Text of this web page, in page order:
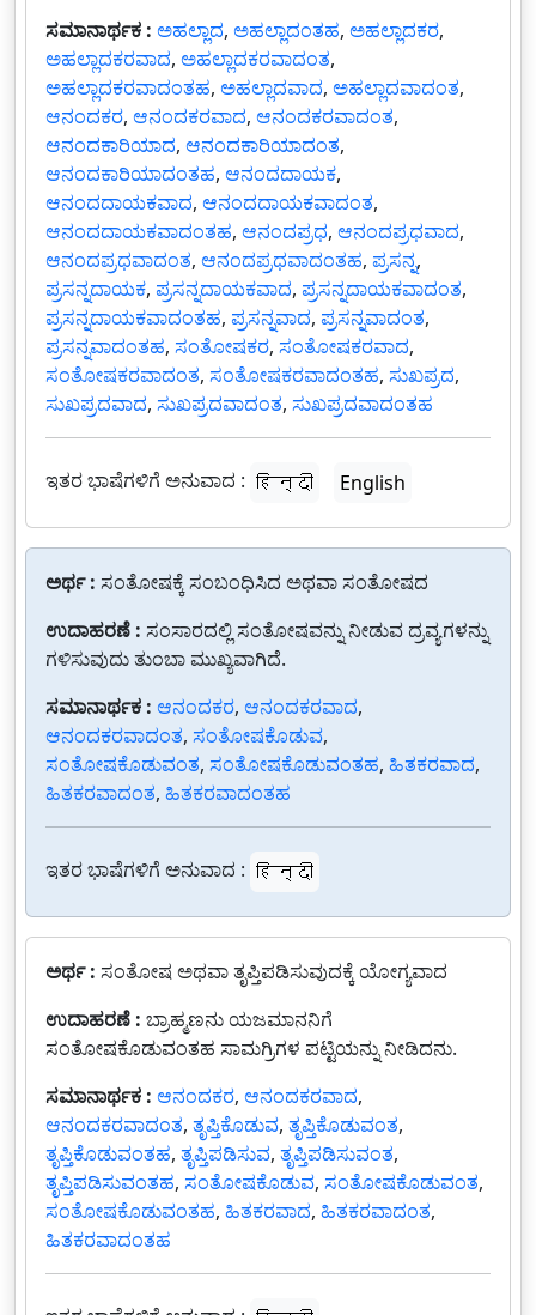
ಸಮಾನಾರ್ಥಕ : ಅಹಲ್ಲಾದ, ಅಹಲ್ಲಾದಂತಹ, ಅಹಲ್ಲಾದಕರ,
ಅಹಲ್ಲಾದಕರವಾದ, ಅಹಲ್ಲಾದಕರವಾದಂತ,
ಅಹಲ್ಲಾದಕರವಾದಂತಹ, ಅಹಲ್ಲಾದವಾದ, ಅಹಲ್ಲಾದವಾದಂತ,
ಆನಂದಕರ, ಆನಂದಕರವಾದ, ಆನಂದಕರವಾದಂತ,
ಆನಂದಕಾರಿಯಾದ, ಆನಂದಕಾರಿಯಾದಂತ,
ಆನಂದಕಾರಿಯಾದಂತಹ, ಆನಂದದಾಯಕ,
ಆನಂದದಾಯಕವಾದ, ಆನಂದದಾಯಕವಾದಂತ,
ಆನಂದದಾಯಕವಾದಂತಹ, ಆನಂದಪ್ರಧ, ಆನಂದಪ್ರಧವಾದ,
ಆನಂದಪ್ರಧವಾದಂತ, ಆನಂದಪ್ರಧವಾದಂತಹ, ಪ್ರಸನ್ನ,
ಪ್ರಸನ್ನದಾಯಕ, ಪ್ರಸನ್ನದಾಯಕವಾದ, ಪ್ರಸನ್ನದಾಯಕವಾದಂತ,
ಪ್ರಸನ್ನದಾಯಕವಾದಂತಹ, ಪ್ರಸನ್ನವಾದ, ಪ್ರಸನ್ನವಾದಂತ,
ಪ್ರಸನ್ನವಾದಂತಹ, ಸಂತೋಷಕರ, ಸಂತೋಷಕರವಾದ,
ಸಂತೋಷಕರವಾದಂತ, ಸಂತೋಷಕರವಾದಂತಹ, ಸುಖಪ್ರದ,
ಸುಖಪ್ರದವಾದ, ಸುಖಪ್ರದವಾದಂತ, ಸುಖಪ್ರದವಾದಂತಹ
ಇತರ ಭಾಷೆಗಳಿಗೆ ಅನುವಾದ : हिन्दी English
ಅರ್ಥ : ಸಂತೋಷಕ್ಕೆ ಸಂಬಂಧಿಸಿದ ಅಥವಾ ಸಂತೋಷದ
ಉದಾಹರಣೆ : ಸಂಸಾರದಲ್ಲಿ ಸಂತೋಷವನ್ನು ನೀಡುವ ದ್ರವ್ಯಗಳನ್ನು
ಗಳಿಸುವುದು ತುಂಬಾ ಮುಖ್ಯವಾಗಿದೆ.
ಸಮಾನಾರ್ಥಕ : ಆನಂದಕರ, ಆನಂದಕರವಾದ,
ಆನಂದಕರವಾದಂತ, ಸಂತೋಷಕೊಡುವ,
ಸಂತೋಷಕೊಡುವಂತ, ಸಂತೋಷಕೊಡುವಂತಹ, ಹಿತಕರವಾದ,
ಹಿತಕರವಾದಂತ, ಹಿತಕರವಾದಂತಹ
ಇತರ ಭಾಷೆಗಳಿಗೆ ಅನುವಾದ : हिन्दी
ಅರ್ಥ : ಸಂತೋಷ ಅಥವಾ ತೃಪ್ತಿಪಡಿಸುವುದಕ್ಕೆ ಯೋಗ್ಯವಾದ
ಉದಾಹರಣೆ : ಬ್ರಾಹ್ಮಣನು ಯಜಮಾನನಿಗೆ
ಸಂತೋಷಕೊಡುವಂತಹ ಸಾಮಗ್ರಿಗಳ ಪಟ್ಟಿಯನ್ನು ನೀಡಿದನು.
ಸಮಾನಾರ್ಥಕ : ಆನಂದಕರ, ಆನಂದಕರವಾದ,
ಆನಂದಕರವಾದಂತ, ತೃಪ್ತಿಕೊಡುವ, ತೃಪ್ತಿಕೊಡುವಂತ,
ತೃಪ್ತಿಕೊಡುವಂತಹ, ತೃಪ್ತಿಪಡಿಸುವ, ತೃಪ್ತಿಪಡಿಸುವಂತ,
ತೃಪ್ತಿಪಡಿಸುವಂತಹ, ಸಂತೋಷಕೊಡುವ, ಸಂತೋಷಕೊಡುವಂತ,
ಸಂತೋಷಕೊಡುವಂತಹ, ಹಿತಕರವಾದ, ಹಿತಕರವಾದಂತ,
ಹಿತಕರವಾದಂತಹ